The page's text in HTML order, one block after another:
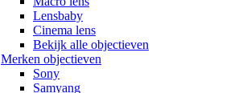
Lensbaby
Cinema lens
Bekijk alle objectieven
Merken objectieven
Sony
Samyang